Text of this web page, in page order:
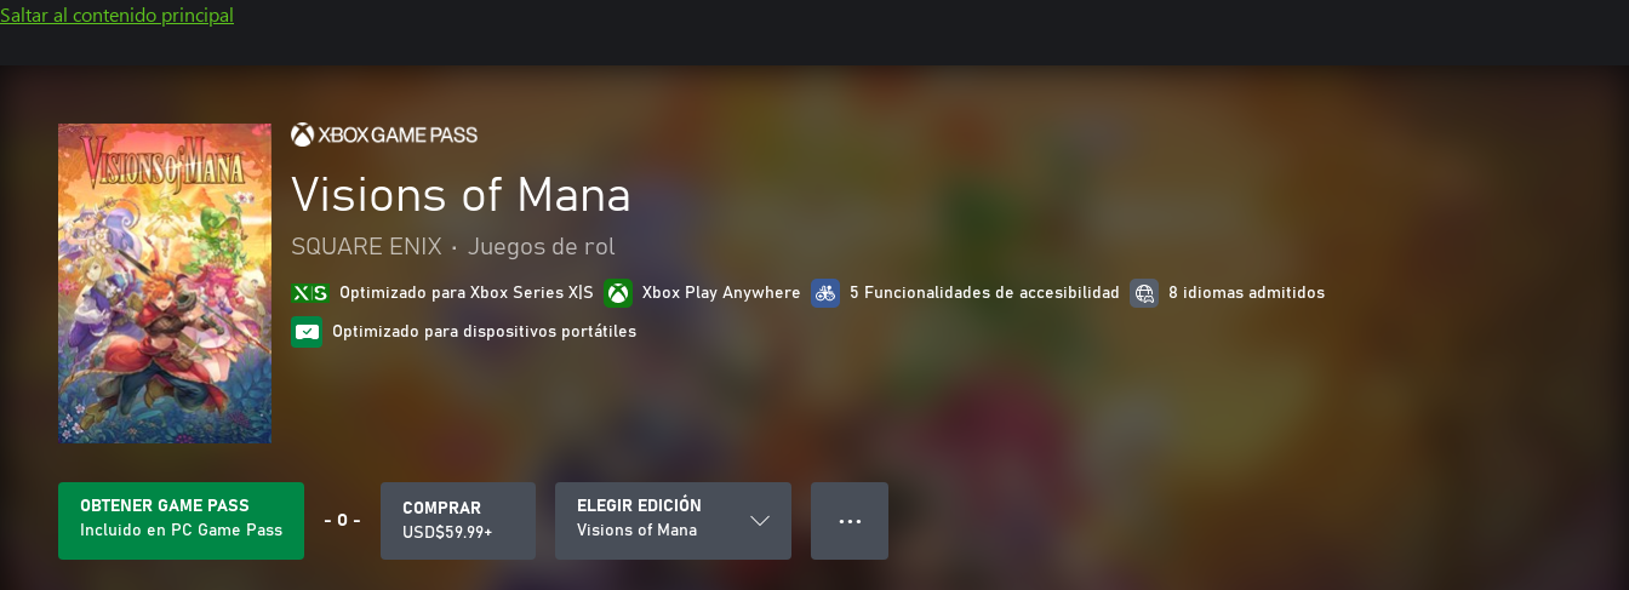
Saltar al contenido principal
Visions of Mana
SQUARE ENIX • Juegos de rol
Optimizado para Xbox Series X|S Xbox Play Anywhere 5 Funcionalidades de accesibilidad 8 idiomas admitidos
Optimizado para dispositivos portátiles
OBTENER GAME PASS
Incluido en PC Game Pass
- O -
COMPRAR
USD$59.99+
ELEGIR EDICIÓN
Visions of Mana
● ● ●